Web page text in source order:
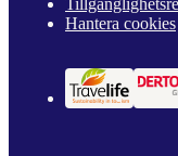
Hantera cookies